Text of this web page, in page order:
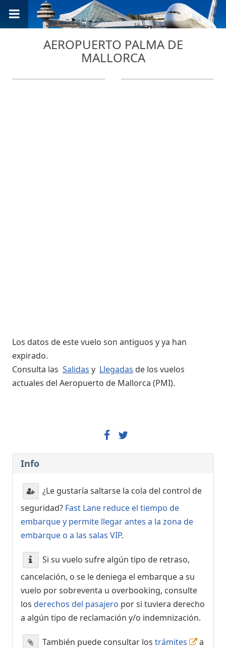
AEROPUERTO PALMA DE
MALLORCA
Los datos de este vuelo son antiguos y ya han
expirado.
Consulta las Salidas y Llegadas de los vuelos
actuales del Aeropuerto de Mallorca (PMI).
Info
¿Le gustaría saltarse la cola del control de
seguridad? Fast Lane reduce el tiempo de
embarque y permite llegar antes a la zona de
embarque o a las salas VIP.
Si su vuelo sufre algún tipo de retraso,
cancelación, o se le deniega el embarque a su
vuelo por sobreventa u overbooking, consulte
los derechos del pasajero por si tuviera derecho
a algún tipo de reclamación y/o indemnización.
También puede consultar los trámites
a